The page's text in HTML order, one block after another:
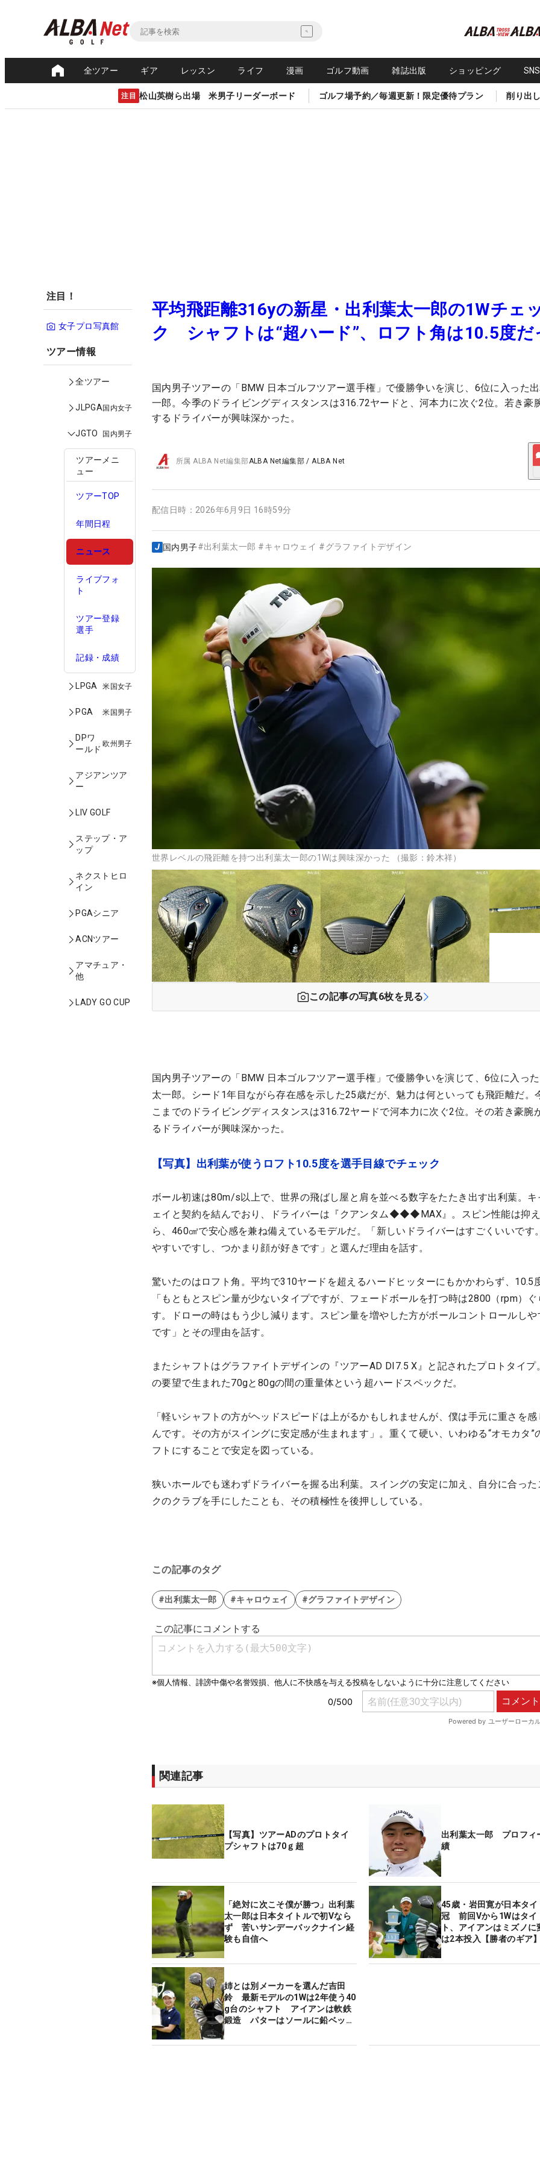
全ツアー ギア レッスン ライフ 漫画 ゴルフ動画 雑誌出版 ショッピング
注目 松山英樹ら出場 米男子リーダーボード ゴルフ場予約／毎週更新！限定優待プラン 削り出
注目！
女子プロ写真館
ツアー情報
全ツアー
JLPGA国内女子
JGTO 国内男子
ツアーメニ
ュー
ツアーTOP
年間日程
ニュース
ライブフォ
ト
ツアー登録
選手
記録・成績
LPGA 米国女子
PGA 米国男子
DPワ
ールド
欧州男子
アジアンツア
ー
LIV GOLF
ステップ・ア
ップ
ネクストヒロ
イン
PGAシニア
ACNツアー
アマチュア・
他
LADY GO CUP
平均飛距離316yの新星・出利葉太一郎の1Wチェ
ク シャフトは“超ハード”、ロフト角は10.5度だ
国内男子ツアーの「BMW 日本ゴルフツアー選手権」で優勝争いを演じ、6位に入った
一郎。今季のドライビングディスタンスは316.72ヤードと、河本力に次ぐ2位。若き豪
するドライバーが興味深かった。
所属ALBA Net編集部ALBA Net編集部 /ALBA Net
配信日時： 2026年6月9日 16時59分
国内男子#出利葉太一郎 #キャロウェイ #グラファイトデザイン
世界レベルの飛距離を持つ出利葉太一郎の1Wは興味深かった （撮影：鈴木祥）
この記事の写真6枚を見る
国内男子ツアーの「BMW 日本ゴルフツアー選手権」で優勝争いを演じて、6位に入っ
太一郎。シード1年目ながら存在感を示した25歳だが、魅力は何といっても飛距離だ。
こまでのドライビングディスタンスは316.72ヤードで河本力に次ぐ2位。その若き豪腕
るドライバーが興味深かった。
【写真】出利葉が使うロフト10.5度を選手目線でチェック
ボール初速は80m/s以上で、世界の飛ばし屋と肩を並べる数字をたたき出す出利葉。キ
ェイと契約を結んでおり、ドライバーは『クアンタム◆◆◆MAX』。スピン性能は抑
ら、460㎤で安心感を兼ね備えているモデルだ。「新しいドライバーはすごくいいです
やすいですし、つかまり顔が好きです」と選んだ理由を話す。
驚いたのはロフト角。平均で310ヤードを超えるハードヒッターにもかかわらず、10.5
「もともとスピン量が少ないタイプですが、フェードボールを打つ時は2800（rpm）
す。ドローの時はもう少し減ります。スピン量を増やした方がボールコントロールしや
です」とその理由を話す。
またシャフトはグラファイトデザインの『ツアーAD DI7.5 X』と記されたプロトタイプ
の要望で生まれた70gと80gの間の重量体という超ハードスペックだ。
「軽いシャフトの方がヘッドスピードは上がるかもしれませんが、僕は手元に重さを
んです。その方がスイングに安定感が生まれます」。重くて硬い、いわゆる“オモカタ”
フトにすることで安定を図っている。
狭いホールでも迷わずドライバーを握る出利葉。スイングの安定に加え、自分に合った
クのクラブを手にしたことも、その積極性を後押ししている。
この記事のタグ
#出利葉太一郎 #キャロウェイ #グラファイトデザイン
関連記事
【写真】ツアーADのプロトタイ
プシャフトは70ｇ超
出利葉太一郎 プロフィ
績
「絶対に次こそ僕が勝つ」出利葉
太一郎は日本タイトルで初Vなら
ず 苦いサンデーバックナイン経
験も自信へ
45歳・岩田寛が日本タ
冠 前回Vから1Wはタイ
ト、アイアンはミズノ
は2本投入【勝者のギア
姉とは別メーカーを選んだ吉田
鈴 最新モデルの1Wは2年使う40
g台のシャフト アイアンは軟鉄
鍛造 パターはソールに鉛ベッタ